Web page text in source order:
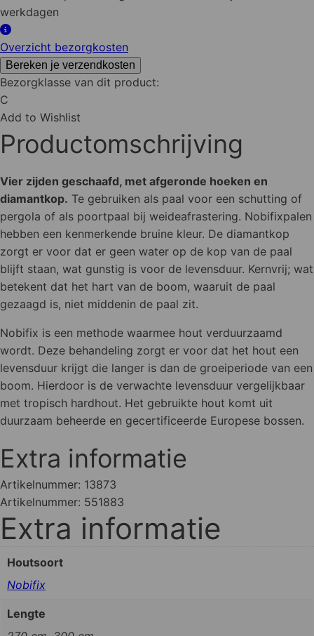
68x68
mm
Diamantkop
aantal
werkdagen
Overzicht bezorgkosten
Bereken je verzendkosten
Bezorgklasse van dit product:
C
Add to Wishlist
Productomschrijving
Vier zijden geschaafd, met afgeronde hoeken en
diamantkop. Te gebruiken als paal voor een schutting of
pergola of als poortpaal bij weideafrastering. Nobifixpalen
hebben een kenmerkende bruine kleur. De diamantkop
zorgt er voor dat er geen water op de kop van de paal
blijft staan, wat gunstig is voor de levensduur. Kernvrij; wat
betekent dat het hart van de boom, waaruit de paal
gezaagd is, niet middenin de paal zit.
Nobifix is een methode waarmee hout verduurzaamd
wordt. Deze behandeling zorgt er voor dat het hout een
levensduur krijgt die langer is dan de groeiperiode van een
boom. Hierdoor is de verwachte levensduur vergelijkbaar
met tropisch hardhout. Het gebruikte hout komt uit
duurzaam beheerde en gecertificeerde Europese bossen.
Extra informatie
Artikelnummer: 13873
Artikelnummer: 551883
Extra informatie
Houtsoort
Nobifix
Lengte